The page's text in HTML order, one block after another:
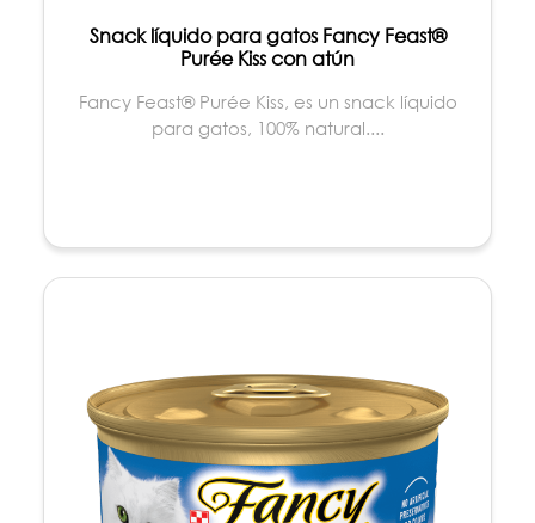
Snack líquido para gatos Fancy Feast®
Purée Kiss con atún
Fancy Feast® Purée Kiss, es un snack líquido
para gatos, 100% natural....